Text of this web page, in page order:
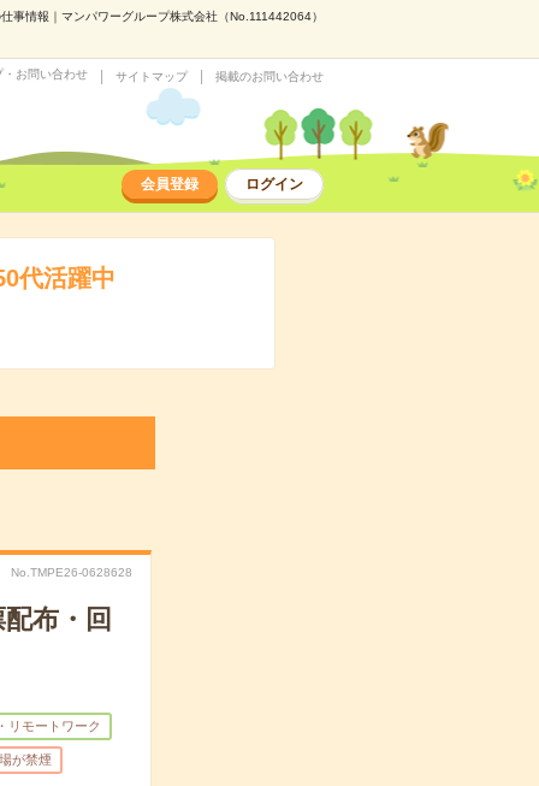
事情報｜マンパワーグループ株式会社（No.111442064）
・お問い合わせ サイトマップ 掲載のお問い合わせ
会員登録 ログイン
代活躍中
No.TMPE26-0628628
布・回
リモートワーク
が禁煙